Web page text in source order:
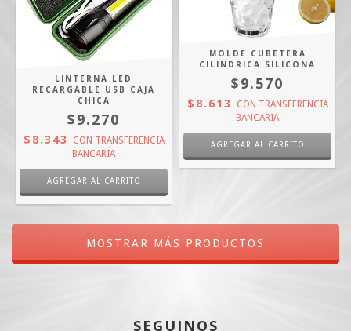
LINTERNA LED
RECARGABLE USB CAJA
CHICA
$9.270
$8.343 CON TRANSFERENCIA
BANCARIA
MOLDE CUBETERA
CILINDRICA SILICONA
$9.570
$8.613 CON TRANSFERENCIA
BANCARIA
MOSTRAR MÁS PRODUCTOS
SEGUINOS